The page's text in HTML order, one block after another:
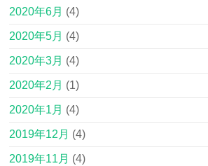
2020年6月 (4)
2020年5月 (4)
2020年3月 (4)
2020年2月 (1)
2020年1月 (4)
2019年12月 (4)
2019年11月 (4)